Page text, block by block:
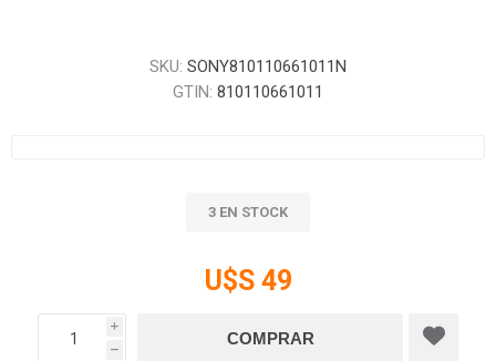
SKU: SONY810110661011N
GTIN: 810110661011
3 EN STOCK
U$S 49
i
h